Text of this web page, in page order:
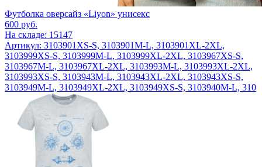
Футболка оверсайз «Liyon» унисекс
600 руб.
На складе: 15147
Артикул: 3103901XS-S, 3103901M-L, 3103901XL-2XL,
3103999XS-S, 3103999M-L, 3103999XL-2XL, 3103967XS-S,
3103967M-L, 3103967XL-2XL, 3103993M-L, 3103993XL-2XL,
3103993XS-S, 3103943M-L, 3103943XL-2XL, 3103943XS-S,
3103949M-L, 3103949XL-2XL, 3103949XS-S, 3103940M-L, 310